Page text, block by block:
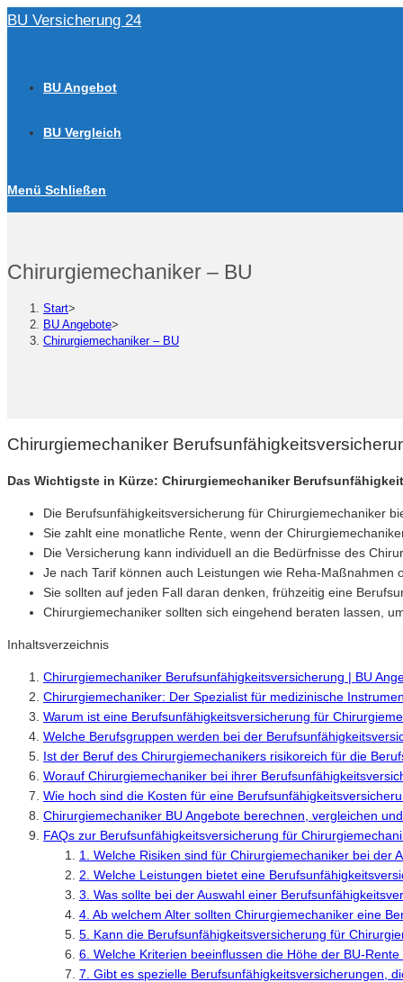
Zum
BU Versicherung 24
BU Angebot
BU Vergleich
Menü Schließen
Chirurgiemechaniker – BU
Start>
BU Angebote>
Chirurgiemechaniker – BU
Chirurgiemechaniker
Das Wichtigste in Kürze: Chirurgiemechaniker
Die Berufsunfähigkeitsversicherung für Chirurgiemechaniker
Sie zahlt eine monatliche Rente, wenn der
Die Versicherung kann individuell an die Bedürfnisse des
Je nach Tarif können auch Leistungen wie Reha-
Sie sollten auf jeden Fall daran denken, frühzeitig eine
Chirurgiemechaniker sollten sich eingehend beraten lassen,
Inhaltsverzeichnis
Chirurgiemechaniker Berufsunfähigkeitsversicherung | BU
Chirurgiemechaniker: Der Spezialist für medizinische
Warum ist eine Berufsunfähigkeitsversicherung für
Welche Berufsgruppen werden bei der
Ist der Beruf des Chirurgiemechanikers risikoreich für die
Worauf Chirurgiemechaniker bei ihrer
Wie hoch sind die Kosten für eine
Chirurgiemechaniker BU Angebote berechnen, vergleichen
FAQs zur Berufsunfähigkeitsversicherung für
1. Welche Risiken sind für Chirurgiemechaniker bei der
2. Welche Leistungen bietet eine
3. Was sollte bei der Auswahl einer
4. Ab welchem Alter sollten Chirurgiemechaniker eine
5. Kann die Berufsunfähigkeitsversicherung für
6. Welche Kriterien beeinflussen die Höhe der BU-
7. Gibt es spezielle Berufsunfähigkeitsversicherungen,